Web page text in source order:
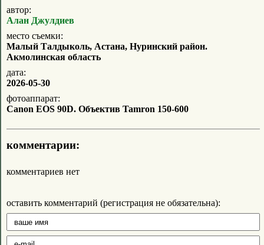
автор:
Алан Джулдиев
место съемки:
Малый Талдыколь, Астана, Нуринский район.
Акмолинская область
дата:
2026-05-30
фотоаппарат:
Canon EOS 90D. Объектив Tamron 150-600
комментарии:
комментариев нет
оставить комментарий (регистрация не обязательна):